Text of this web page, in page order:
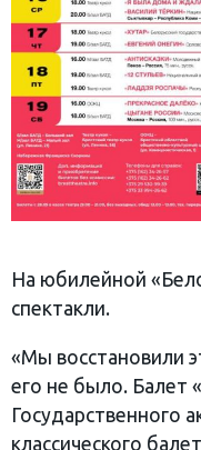
На юбилейной
спектакли.
«Мы восстановили
его не было. Балет
Государственного
классического